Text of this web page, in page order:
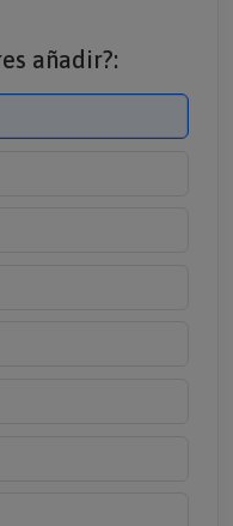
añadir?: